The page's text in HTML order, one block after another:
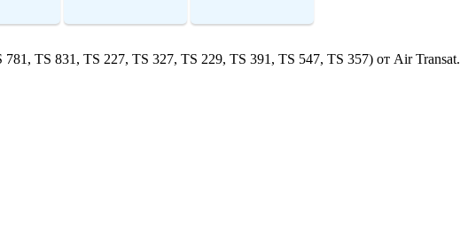
TS 831, TS 227, TS 327, TS 229, TS 391, TS 547, TS 357) от Air Transat.